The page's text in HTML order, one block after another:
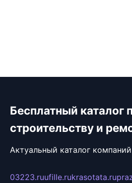
Бесплатный каталог
строительству и
Актуальный каталог
03223.ruufille.rukrasotata.ru